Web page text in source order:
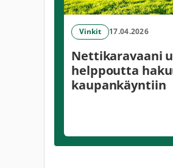
Vinkit 17.04.2026
Nettikaravaani
helppoutta
kaupankäyntiin